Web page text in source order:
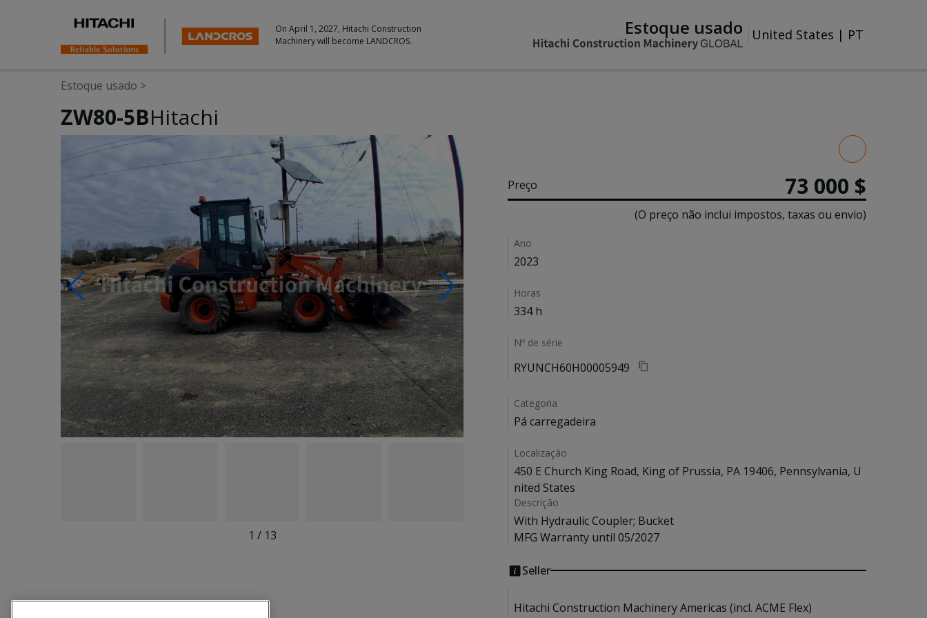
On April 1, 2027, Hitachi Construction
Machinery will become LANDCROS.
Estoque usado United States | PT
Estoque usado >
ZW80-5BHitachi
Photos & Videos
1 / 13
Preço 73 000 $
(O preço não inclui impostos, taxas ou envio)
Details
Ano
2023
Horas
334 h
Nº de série
RYUNCH60H00005949
Categoria
Pá carregadeira
Localização
450 E Church King Road, King of Prussia, PA 19406, Pennsylvania, U
nited States
Descrição
With Hydraulic Coupler; Bucket
MFG Warranty until 05/2027
Seller
Hitachi Construction Machinery Americas (incl. ACME Flex)